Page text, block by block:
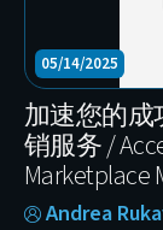
05/14/2025
加速您的成
销服务 /
Marketplace
Andrea